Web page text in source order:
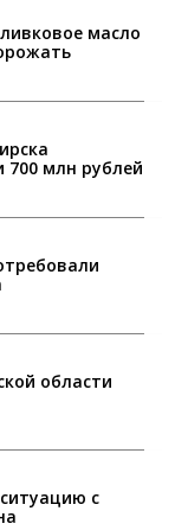
масло
700 млн рублей
области
с